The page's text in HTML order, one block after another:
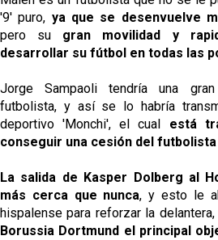
'9' puro, ya que se desenvuelve
pero su gran movilidad y
desarrollar su fútbol en todas las
Jorge Sampaoli tendría una
futbolista, y así se lo habría
deportivo 'Monchi', el cual está
conseguir una cesión del
La salida de Kasper Dolberg al
más cerca que nunca, y esto le
hispalense para reforzar la delantera,
Borussia Dortmund el principal